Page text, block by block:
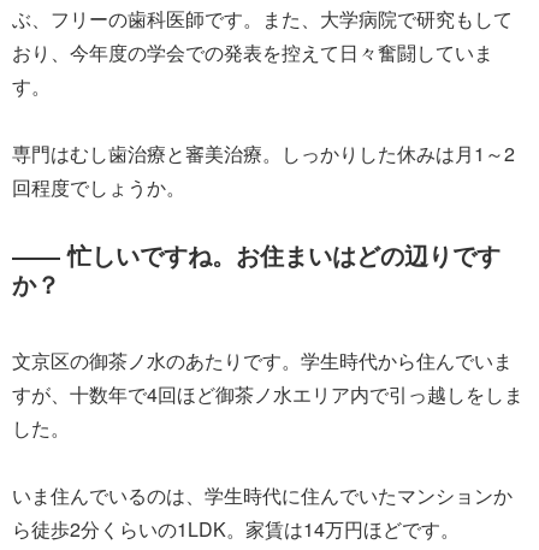
ぶ、フリーの歯科医師です。また、大学病院で研究もして
おり、今年度の学会での発表を控えて日々奮闘していま
す。
専門はむし歯治療と審美治療。しっかりした休みは月1～2
回程度でしょうか。
―― 忙しいですね。お住まいはどの辺りです
か？
文京区の御茶ノ水のあたりです。学生時代から住んでいま
すが、十数年で4回ほど御茶ノ水エリア内で引っ越しをしま
した。
いま住んでいるのは、学生時代に住んでいたマンションか
ら徒歩2分くらいの1LDK。家賃は14万円ほどです。